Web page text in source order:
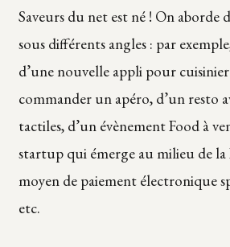
Saveurs du net est né ! On aborde
sous différents angles : par
d’une nouvelle appli pour
commander un apéro, d’un resto
tactiles, d’un évènement Food à
startup qui émerge au milieu de la
moyen de paiement électronique
etc.